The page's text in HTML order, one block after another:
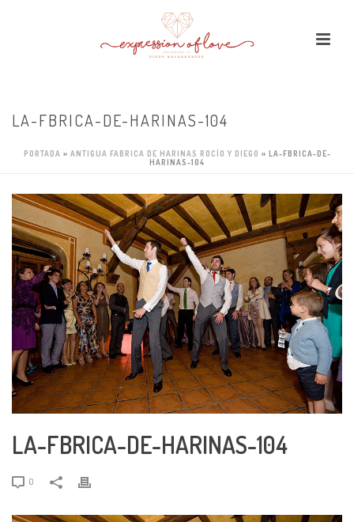
LA-FBRICA-DE-HARINAS-104
PORTADA » ANTIGUA FABRICA DE HARINAS ROCÍO Y DIEGO » LA-FBRICA-DE-
HARINAS-104
LA-FBRICA-DE-HARINAS-104
0